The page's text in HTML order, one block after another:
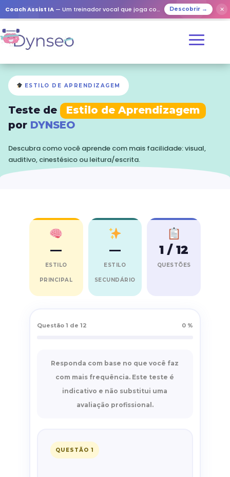
Coach Assist IA — Um treinador vocal que joga com os seus entes queridos Descobrir → ✕
ESTILO DE APRENDIZAGEM
Teste de
Estilo de Aprendizagem
por DYNSEO
Descubra como você aprende com mais facilidade: visual,
auditivo, cinestésico ou leitura/escrita.
—
ESTILO
PRINCIPAL
—
ESTILO
SECUNDÁRIO
1 / 12
QUESTÕES
Questão 1 de 12 0 %
Responda com base no que você faz
com mais frequência. Este teste é
indicativo e não substitui uma
avaliação profissional.
QUESTÃO 1